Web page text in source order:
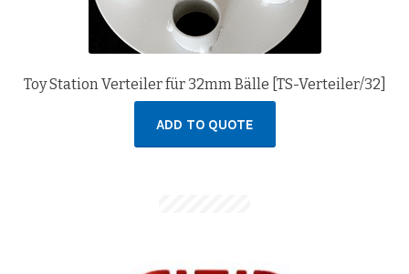
Toy Station Verteiler für 32mm Bälle [TS-Verteiler/32]
ADD TO QUOTE